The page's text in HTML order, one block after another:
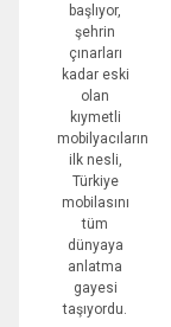
başlıyor,
şehrin
çınarları
kadar eski
olan
kıymetli
mobilyacıların
ilk nesli,
Türkiye
mobilasını
tüm
dünyaya
anlatma
gayesi
taşıyordu.